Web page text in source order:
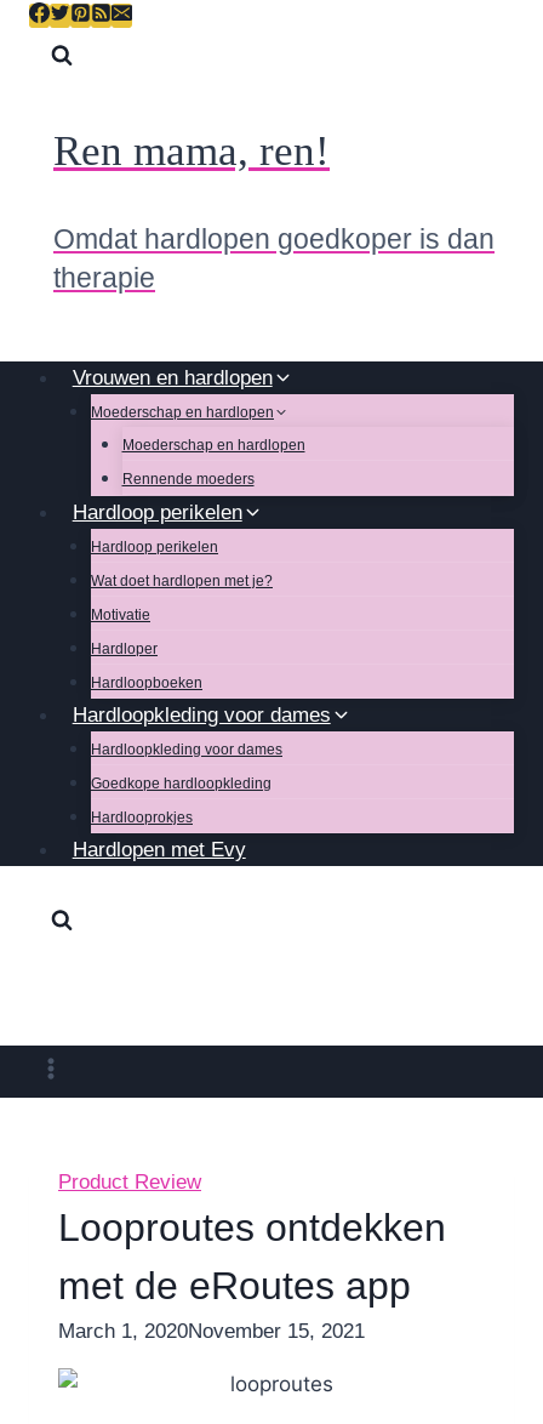
Skip
Ren mama, ren!
Omdat hardlopen goedkoper is dan
therapie
Vrouwen en hardlopen
Moederschap en hardlopen
Moederschap en hardlopen
Rennende moeders
Hardloop perikelen
Hardloop perikelen
Wat doet hardlopen met je?
Motivatie
Hardloper
Hardloopboeken
Hardloopkleding voor dames
Hardloopkleding voor dames
Goedkope hardloopkleding
Hardlooprokjes
Hardlopen met Evy
Product Review
Looproutes ontdekken
met de eRoutes app
ByNicole
March 1, 2020November 15, 2021